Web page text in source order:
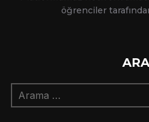
öğrenciler
ARA
Arama: